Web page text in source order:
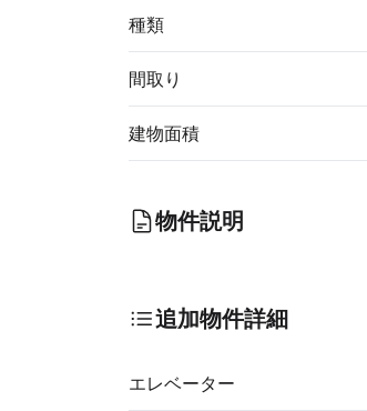
種類
間取り
建物面積
物件説明
追加物件詳細
エレベーター